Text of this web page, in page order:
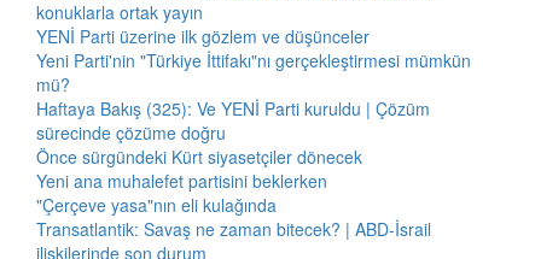
konuklarla ortak yayın
YENİ Parti üzerine ilk gözlem ve düşünceler
Yeni Parti'nin "Türkiye İttifakı"nı gerçekleştirmesi mümkün
mü?
Haftaya Bakış (325): Ve YENİ Parti kuruldu | Çözüm
sürecinde çözüme doğru
Önce sürgündeki Kürt siyasetçiler dönecek
Yeni ana muhalefet partisini beklerken
"Çerçeve yasa"nın eli kulağında
Transatlantik: Savaş ne zaman bitecek? | ABD-İsrail
ilişkilerinde son durum